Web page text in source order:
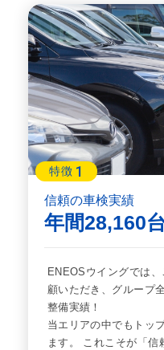
特徴 1
信頼の車検実績
年間28,160
ENEOSウイングでは
顧いただき、グループ
整備実績！
当エリアの中でもトッ
ます。 これこそが「信